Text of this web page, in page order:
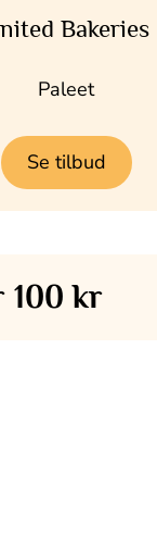
Bakeries
Paleet
Se tilbud
100 kr